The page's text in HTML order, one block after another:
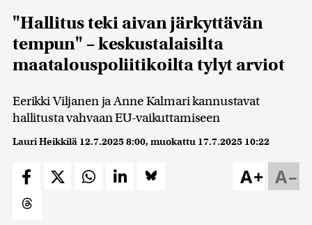
"Hallitus teki aivan järkyttävän
tempun" – keskustalaisilta
maatalouspoliitikoilta tylyt arviot
Eerikki Viljanen ja Anne Kalmari kannustavat
hallitusta vahvaan EU-vaikuttamiseen
Lauri Heikkilä 12.7.2025 8:00, muokattu 17.7.2025 10:22
A–
A+